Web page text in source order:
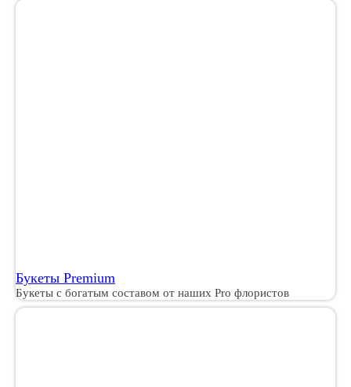
Букеты Premium
Букеты с богатым составом от наших Pro флористов